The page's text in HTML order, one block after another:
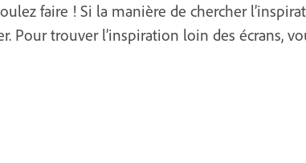
faire ! Si la manière de chercher
Pour trouver l’inspiration loin des écrans,